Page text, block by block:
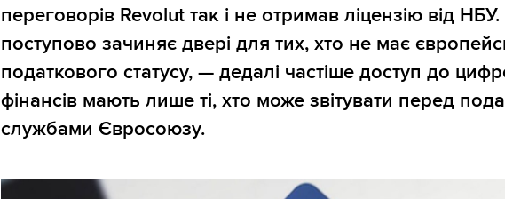
переговорів Revolut так і не отримав ліцензію від НБУ.
поступово зачиняє двері для тих, хто не має
податкового статусу, — дедалі частіше доступ до
фінансів мають лише ті, хто може звітувати перед
службами Євросоюзу.